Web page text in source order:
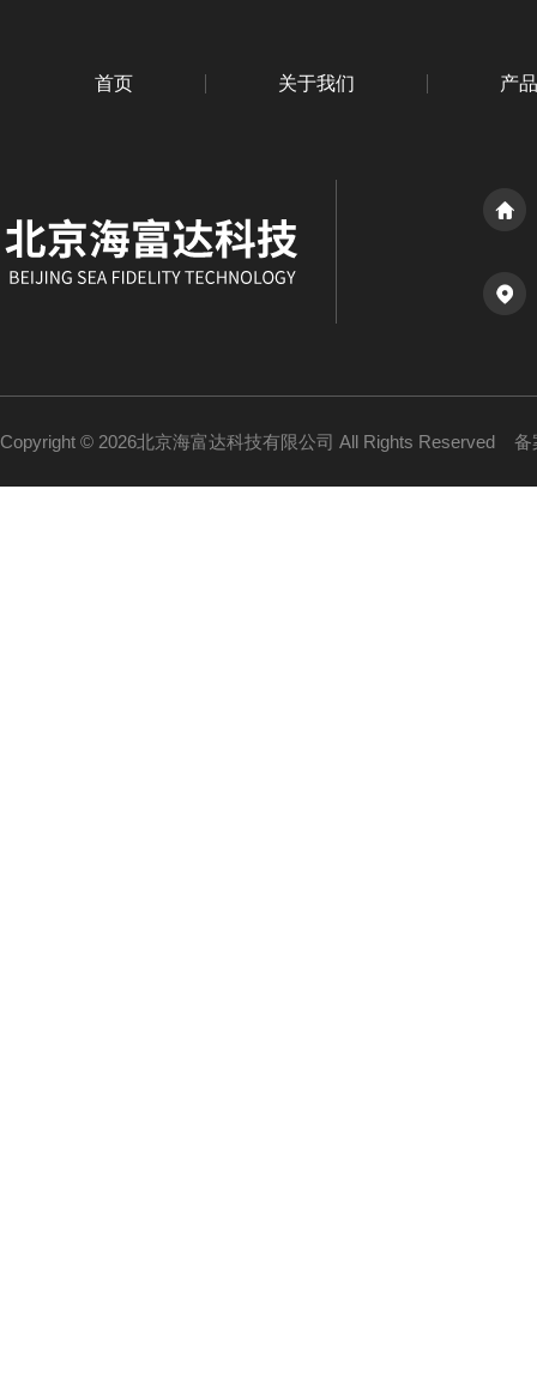
首页 关于我们 产
Copyright © 2026北京海富达科技有限公司 All Rights Reserved 备